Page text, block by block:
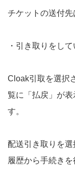
チケットの送付先
・引き取りをし
Cloak引取を選択
覧に「払戻」が
す。
配送引き取りを
履歴から手続きを